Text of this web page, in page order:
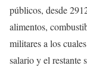
públicos, desde
alimentos,
militares a los
salario y el restante